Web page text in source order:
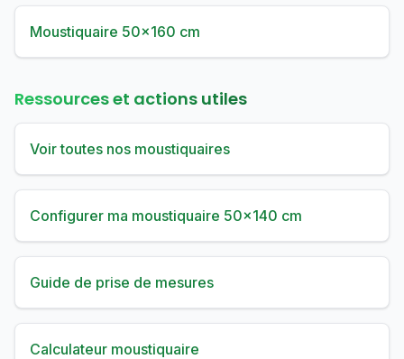
Moustiquaire 50×160 cm
Ressources et actions utiles
Voir toutes nos moustiquaires
Configurer ma moustiquaire 50×140 cm
Guide de prise de mesures
Calculateur moustiquaire